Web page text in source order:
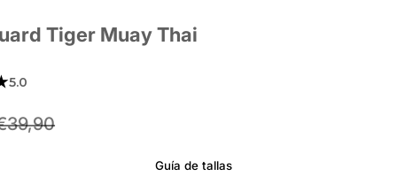
Tiger Muay Thai
5.0
Guía de tallas